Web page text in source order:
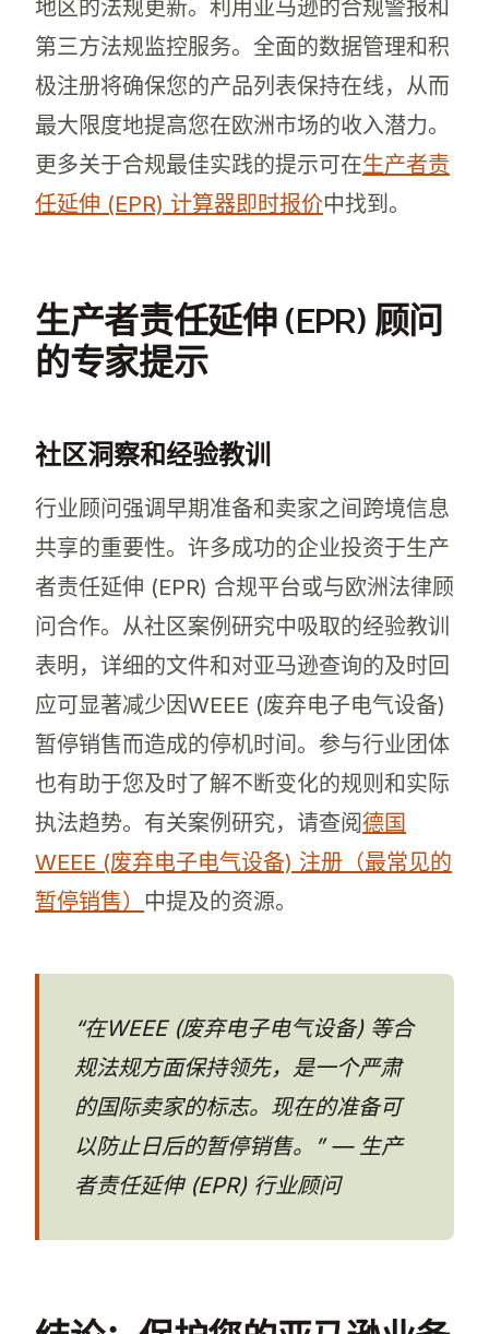
地区的法规更新。利用亚马逊的合规警报和
第三方法规监控服务。全面的数据管理和积
极注册将确保您的产品列表保持在线，从而
最大限度地提高您在欧洲市场的收入潜力。
更多关于合规最佳实践的提示可在生产者责
任延伸 (EPR) 计算器即时报价中找到。
生产者责任延伸 (EPR) 顾问
的专家提示
社区洞察和经验教训
行业顾问强调早期准备和卖家之间跨境信息
共享的重要性。许多成功的企业投资于生产
者责任延伸 (EPR) 合规平台或与欧洲法律顾
问合作。从社区案例研究中吸取的经验教训
表明，详细的文件和对亚马逊查询的及时回
应可显著减少因WEEE (废弃电子电气设备)
暂停销售而造成的停机时间。参与行业团体
也有助于您及时了解不断变化的规则和实际
执法趋势。有关案例研究，请查阅德国
WEEE (废弃电子电气设备) 注册（最常见的
暂停销售） 中提及的资源。
“在WEEE (废弃电子电气设备) 等合
规法规方面保持领先，是一个严肃
的国际卖家的标志。现在的准备可
以防止日后的暂停销售。” — 生产
者责任延伸 (EPR) 行业顾问